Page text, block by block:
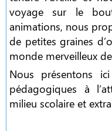
voyage sur le
animations, nous
de petites graines
monde merveilleux
Nous présentons
pédagogiques à
milieu scolaire et